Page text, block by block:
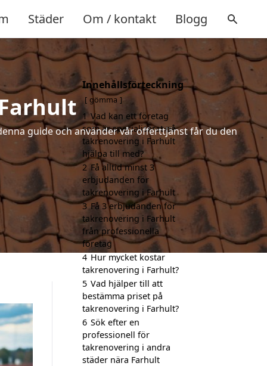
Städer Om / kontakt Blogg
guide och använder vår offerttjänst får du den
Innehållsförteckning
gömma
1 Vad kan ett företag
som är specialiserat på
takrenovering i Farhult
hjälpa till med?
2 Få alltid minst 3
erbjudanden för
takrenovering i Farhult
3 Få 3 erbjudanden för
takrenovering i Farhult
från professionella
företag
4 Hur mycket kostar
takrenovering i Farhult?
5 Vad hjälper till att
bestämma priset på
takrenovering i Farhult?
6 Sök efter en
professionell för
takrenovering i andra
städer nära Farhult